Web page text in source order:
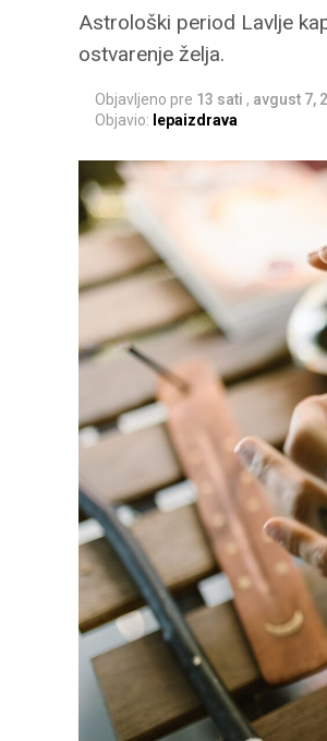
Astrološki period Lavlje
ostvarenje želja.
Objavljeno pre 13 sati , avgust 7,
Objavio: lepaizdrava